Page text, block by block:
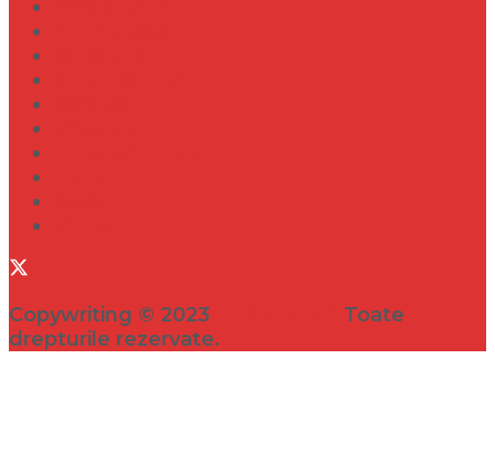
Copywriting © 2023
Toate
drepturile rezervate.